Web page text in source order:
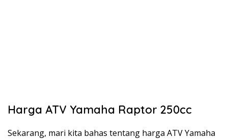
Harga ATV Yamaha Raptor 250cc
Sekarang, mari kita bahas tentang harga ATV Yamaha